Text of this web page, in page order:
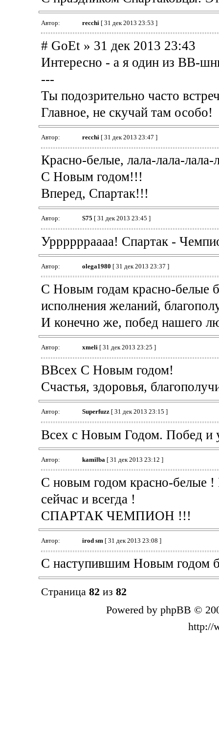
Автор: recchi [ 31 дек 2013 23:53 ]
# GoEt » 31 дек 2013 23:43
Интересно - а я один из ВВ-
---
Ты подозрительно часто
Главное, не скучай там особо!
Автор: recchi[ 31 дек 2013 23:47 ]
Красно-белые, лала-лала-лала-
С Новым годом!!!
Вперед, Спартак!!!
Автор: S75 [ 31 дек 2013 23:45 ]
Урррррраааа! Спартак -
Автор: olega1980 [ 31 дек 2013 23:37 ]
С Новым годам красно-белые
исполнения желаний,
И конечно же, побед нашего
Автор: xmeli[ 31 дек 2013 23:25 ]
ВВсех С Новым годом!
Счастья, здоровья,
Автор: Superfuzz[ 31 дек 2013 23:15 ]
Всех с Новым Годом. Побед и
Автор: kamilba [ 31 дек 2013 23:12 ]
С новым годом красно-белые !
сейчас и всегда !
СПАРТАК ЧЕМПИОН !!!
Автор: irod sm[ 31 дек 2013 23:08 ]
С наступившим Новым годом
Страница 82 из 82
Powered by phpBB ©
http://